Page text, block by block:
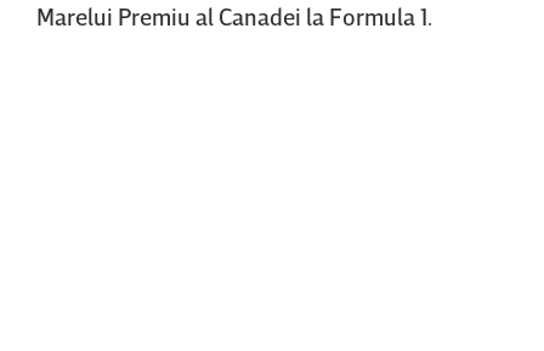
Marelui Premiu al Canadei la Formula 1.